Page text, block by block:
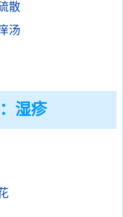
散
汤
湿疹